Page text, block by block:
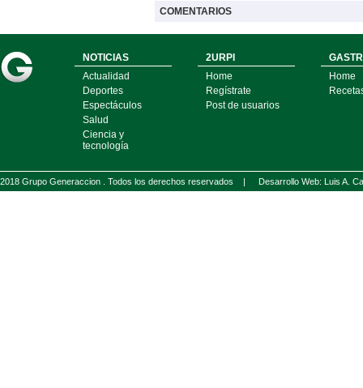
COMENTARIOS
NOTICIAS
Actualidad
Deportes
Espectáculos
Salud
Ciencia y
tecnología
2URPI
Home
Regístrate
Post de usuarios
Home
2018 Grupo Generaccion . Todos los derechos reservados | Desarrollo Web: Luis